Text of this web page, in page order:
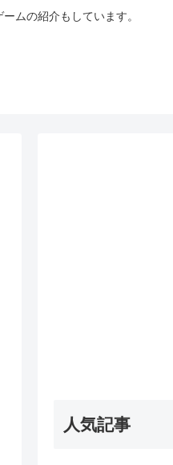
ムの紹介もしています。
人気記事